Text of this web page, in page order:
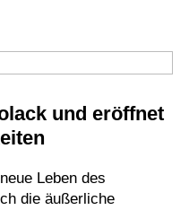
und eröffnet
Leben des
die äußerliche